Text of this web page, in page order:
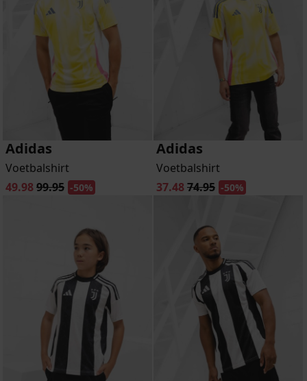
Adidas
Voetbalshirt
49.9899.95 -50%
Adidas
Voetbalshirt
37.4874.95 -50%